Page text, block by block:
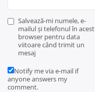
Salvează-mi numele, e-
mailul și telefonul în acest
browser pentru data
viitoare când trimit un
mesaj
Notify me via e-mail if
anyone answers my
comment.